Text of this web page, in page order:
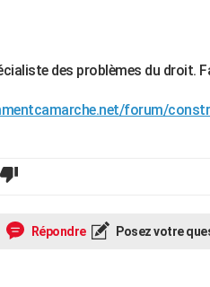
des problèmes du droit.
forum/
Répondre Posez votre